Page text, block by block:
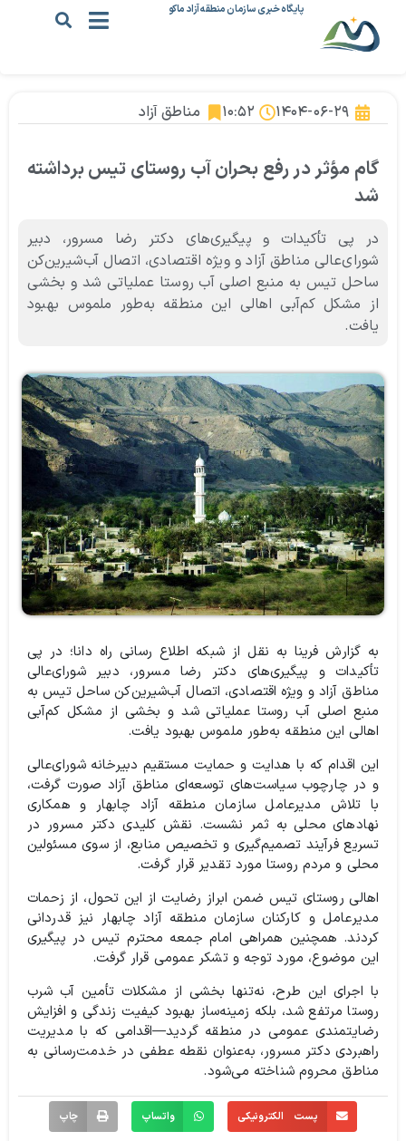
پایگاه خبری سازمان منطقه آزاد ماکو
۱۴۰۴-۰۶-۲۹ ۱۰:۵۲ مناطق آزاد
گام مؤثر در رفع بحران آب روستای تیس برداشته
شد
در پی تأکیدات و پیگیری‌های دکتر رضا مسرور، دبیر
شورای‌عالی مناطق آزاد و ویژه اقتصادی، اتصال آب‌شیرین‌کن
ساحل تیس به منبع اصلی آب روستا عملیاتی شد و بخشی
از مشکل کم‌آبی اهالی این منطقه به‌طور ملموس بهبود
یافت.
به گزارش فرینا به نقل از شبکه اطلاع رسانی راه دانا؛ در پی
تأکیدات و پیگیری‌های دکتر رضا مسرور، دبیر شورای‌عالی
مناطق آزاد و ویژه اقتصادی، اتصال آب‌شیرین‌کن ساحل تیس به
منبع اصلی آب روستا عملیاتی شد و بخشی از مشکل کم‌آبی
اهالی این منطقه به‌طور ملموس بهبود یافت.
این اقدام که با هدایت و حمایت مستقیم دبیرخانه شورای‌عالی
و در چارچوب سیاست‌های توسعه‌ای مناطق آزاد صورت گرفت،
با تلاش مدیرعامل سازمان منطقه آزاد چابهار و همکاری
نهادهای محلی به ثمر نشست. نقش کلیدی دکتر مسرور در
تسریع فرآیند تصمیم‌گیری و تخصیص منابع، از سوی مسئولین
محلی و مردم روستا مورد تقدیر قرار گرفت.
اهالی روستای تیس ضمن ابراز رضایت از این تحول، از زحمات
مدیرعامل و کارکنان سازمان منطقه آزاد چابهار نیز قدردانی
کردند. همچنین همراهی امام جمعه محترم تیس در پیگیری
این موضوع، مورد توجه و تشکر عمومی قرار گرفت.
با اجرای این طرح، نه‌تنها بخشی از مشکلات تأمین آب شرب
روستا مرتفع شد، بلکه زمینه‌ساز بهبود کیفیت زندگی و افزایش
رضایتمندی عمومی در منطقه گردید—اقدامی که با مدیریت
راهبردی دکتر مسرور، به‌عنوان نقطه عطفی در خدمت‌رسانی به
مناطق محروم شناخته می‌شود.
پست الکترونیکی واتساپ چاپ